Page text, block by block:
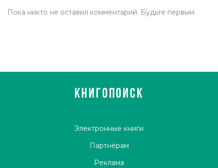
Пока никто не оставил комментарий. Будьте первым.
КНИГОПОИСК
Электронные книги
Партнёрам
Реклама